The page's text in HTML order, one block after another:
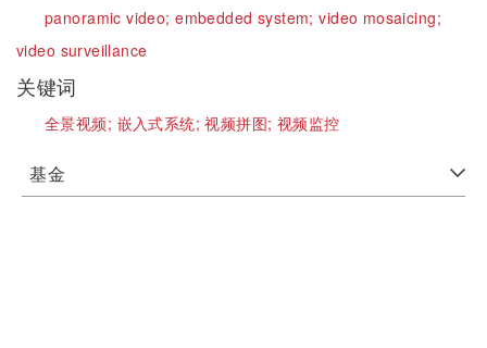
panoramic video;embedded system;video mosaicing;
video surveillance
关键词
全景视频; 嵌入式系统;视频拼图;视频监控
基金